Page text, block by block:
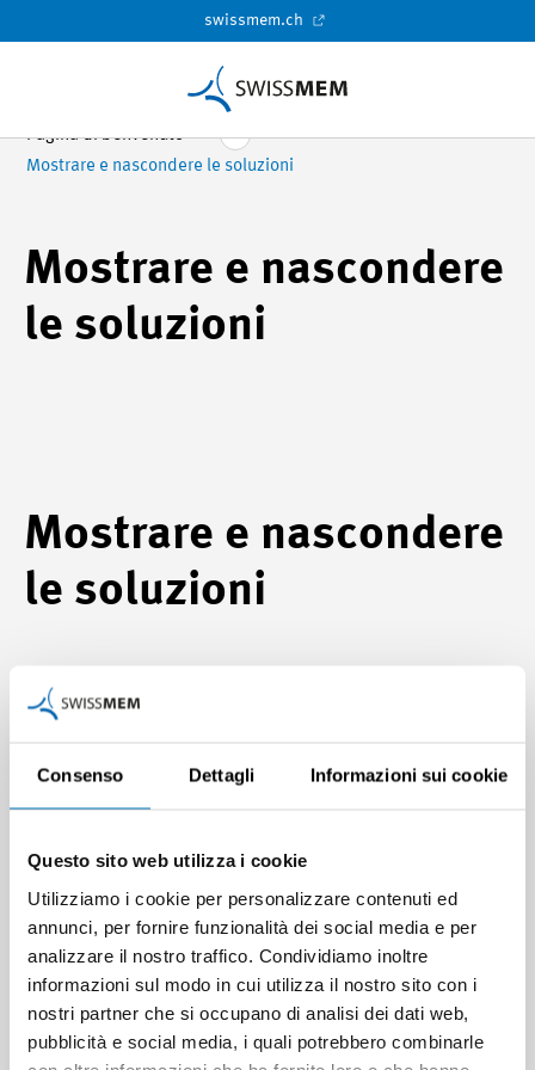
Consenso Dettagli Informazioni sui cookie
Questo sito web utilizza i cookie
Utilizziamo i cookie per personalizzare contenuti ed
annunci, per fornire funzionalità dei social media e per
analizzare il nostro traffico. Condividiamo inoltre
informazioni sul modo in cui utilizza il nostro sito con i
nostri partner che si occupano di analisi dei dati web,
pubblicità e social media, i quali potrebbero combinarle
swissmem.ch
Pagina di benvenuto
Mostrare e nascondere le soluzioni
Mostrare e nascondere
le soluzioni
Mostrare e nascondere
le soluzioni
Cliccare suNascondi annotazioni.